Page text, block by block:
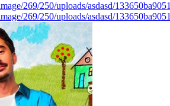
269/250/uploads/asdasd/
269/250/uploads/asdasd/